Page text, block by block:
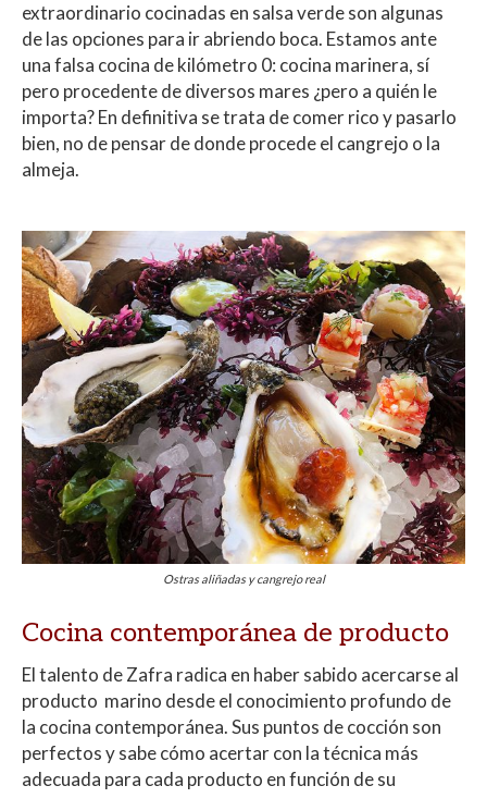
extraordinario cocinadas en salsa verde son algunas
de las opciones para ir abriendo boca. Estamos ante
una falsa cocina de kilómetro 0: cocina marinera, sí
pero procedente de diversos mares ¿pero a quién le
importa? En definitiva se trata de comer rico y pasarlo
bien, no de pensar de donde procede el cangrejo o la
almeja.
Ostras aliñadas y cangrejo real
Cocina contemporánea de producto
El talento de Zafra radica en haber sabido acercarse al
producto marino desde el conocimiento profundo de
la cocina contemporánea. Sus puntos de cocción son
perfectos y sabe cómo acertar con la técnica más
adecuada para cada producto en función de su